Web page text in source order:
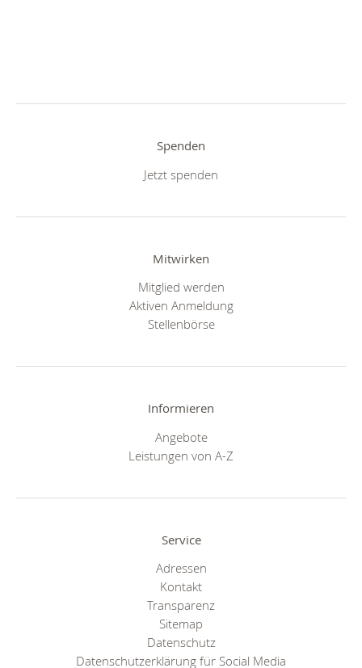
Spenden
Jetzt spenden
Mitwirken
Mitglied werden
Aktiven Anmeldung
Stellenbörse
Informieren
Angebote
Leistungen von A-Z
Service
Adressen
Kontakt
Transparenz
Sitemap
Datenschutz
Datenschutzerklärung für Social Media